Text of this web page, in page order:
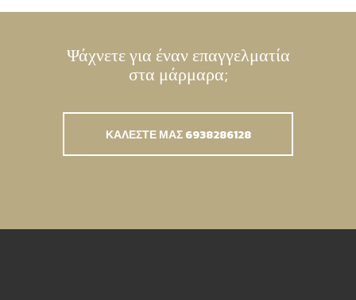
Ψάχνετε για έναν επαγγελματία
στα μάρμαρα;
ΚΑΛΕΣΤΕ ΜΑΣ 6938286128